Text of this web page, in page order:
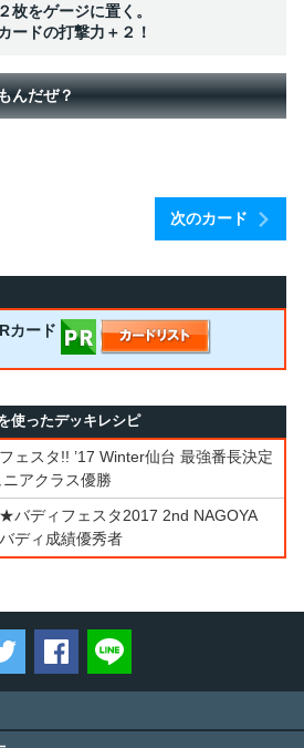
枚をゲージに置く。
ードの打撃力＋２！
んだぜ？
次のカード
カード
使ったデッキレシピ
ェスタ!! ’17 Winter仙台 最強番長決定
アクラス優勝
バディフェスタ2017 2nd NAGOYA
ディ成績優秀者
ツイートするFacebookでシェアする